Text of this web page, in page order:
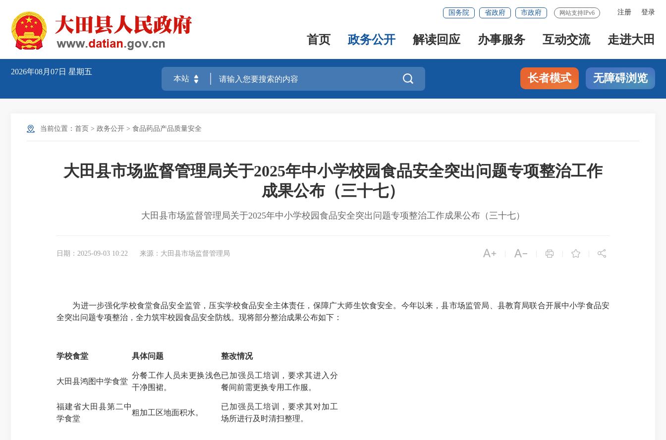
注册 登录
国务院 省政府 市政府 网站支持IPv6
首页 政务公开 解读回应 办事服务 互动交流 走进大田
2026年08月07日 星期五
 长者模式 无障碍浏览
当前位置： 首页 > 政务公开 > 食品药品产品质量安全
大田县市场监督管理局关于2025年中小学校园食品安全突出问题专项整治工作
成果公布（三十七）
大田县市场监督管理局关于2025年中小学校园食品安全突出问题专项整治工作成果公布（三十七）
日期：2025-09-03 10:22 来源：大田县市场监督管理局     
为进一步强化学校食堂食品安全监管，压实学校食品安全主体责任，保障广大师生饮食安全。今年以来，县市场监管局、县教育局联合开展中小学食品安
全突出问题专项整治，全力筑牢校园食品安全防线。现将部分整治成果公布如下：
学校食堂 具体问题 整改情况
大田县鸿图中学食堂
分餐工作人员未更换浅色
干净围裙。
已加强员工培训，要求其进入分
餐间前需更换专用工作服。
福建省大田县第二中
学食堂
粗加工区地面积水。
已加强员工培训，要求其对加工
场所进行及时清扫整理。